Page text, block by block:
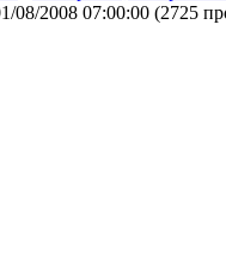
08/2008 07:00:00 (2725